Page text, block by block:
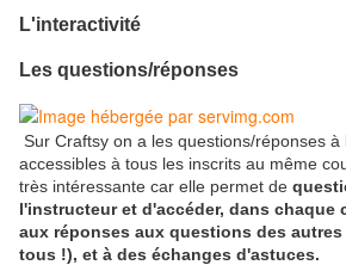
L'interactivité
Les questions/réponses
Sur Craftsy on a les questions/réponses à
accessibles à tous les inscrits au même
très intéressante car elle permet de
l'instructeur et d'accéder, dans chaque
aux réponses aux questions des
tous !), et à des échanges d'astuces.